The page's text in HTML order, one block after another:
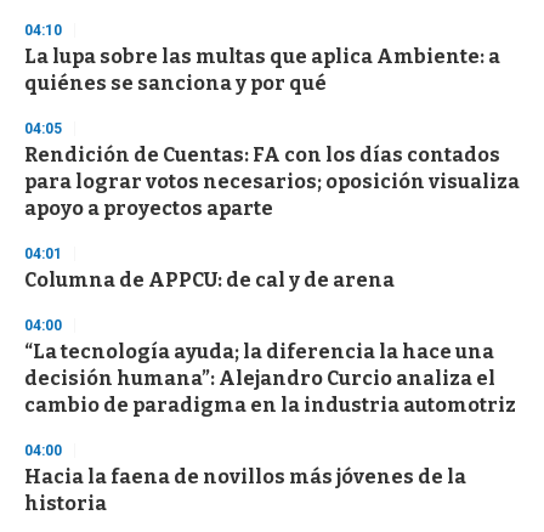
s
e
c
o
d
s
04:10
La lupa sobre las multas que aplica Ambiente: a
quiénes se sanciona y por qué
04:05
Rendición de Cuentas: FA con los días contados
para lograr votos necesarios; oposición visualiza
apoyo a proyectos aparte
04:01
Columna de APPCU: de cal y de arena
04:00
“La tecnología ayuda; la diferencia la hace una
decisión humana”: Alejandro Curcio analiza el
cambio de paradigma en la industria automotriz
04:00
Hacia la faena de novillos más jóvenes de la
historia